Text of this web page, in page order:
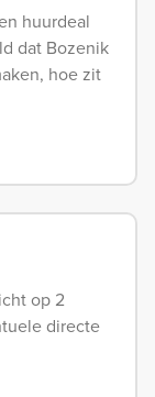
huurdeal
dat Bozenik
hoe zit
op 2
directe